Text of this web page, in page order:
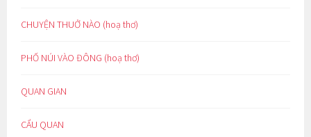
CHUYỆN THUỞ NÀO (hoạ thơ)
PHỐ NÚI VÀO ĐÔNG (hoạ thơ)
QUAN GIAN
CẨU QUAN